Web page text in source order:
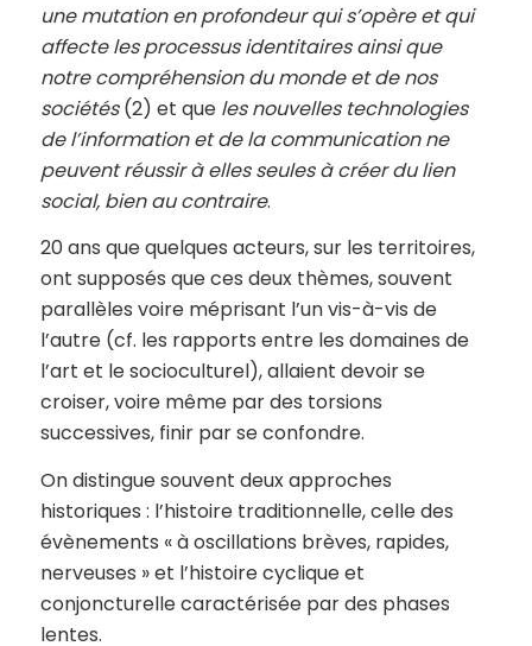
une mutation en profondeur qui s’opère et qui
affecte les processus identitaires ainsi que
notre compréhension du monde et de nos
sociétés(2) et que les nouvelles technologies
de l’information et de la communication ne
peuvent réussir à elles seules à créer du lien
social, bien au contraire.
20 ans que quelques acteurs, sur les territoires,
ont supposés que ces deux thèmes, souvent
parallèles voire méprisant l’un vis-à-vis de
l’autre (cf. les rapports entre les domaines de
l’art et le socioculturel), allaient devoir se
croiser, voire même par des torsions
successives, finir par se confondre.
On distingue souvent deux approches
historiques : l’histoire traditionnelle, celle des
évènements « à oscillations brèves, rapides,
nerveuses » et l’histoire cyclique et
conjoncturelle caractérisée par des phases
lentes.